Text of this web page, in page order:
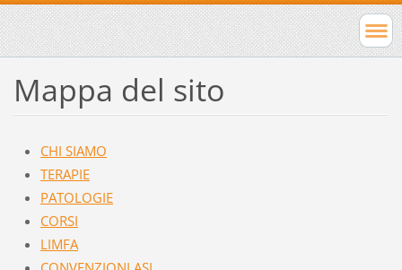
Mappa del sito
CHI SIAMO
TERAPIE
PATOLOGIE
CORSI
LIMFA